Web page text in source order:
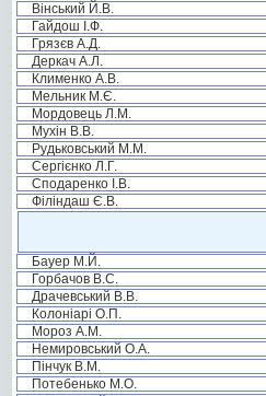
Вінський Й.В.
Гайдош І.Ф.
Грязєв А.Д.
Деркач А.Л.
Клименко А.В.
Мельник М.Є.
Мордовець Л.М.
Мухін В.В.
Рудьковський М.М.
Сергієнко Л.Г.
Сподаренко І.В.
Філіндаш Є.В.
Бауер М.Й.
Горбачов В.С.
Драчевський В.В.
Колоніарі О.П.
Мороз А.М.
Немировський О.А.
Пінчук В.М.
Потебенько М.О.